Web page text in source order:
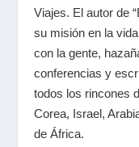
Viajes. El autor de “
su misión en la
con la gente,
conferencias y
todos los rincones
Corea, Israel,
de África.